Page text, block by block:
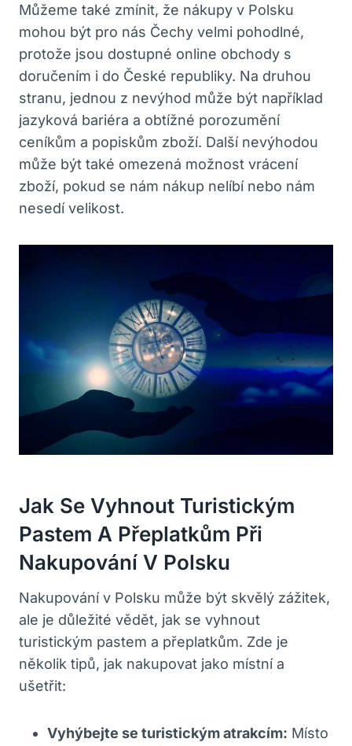
Můžeme také zmínit, že nákupy v Polsku
mohou být pro nás Čechy velmi pohodlné,
protože jsou dostupné online obchody s
doručením i do České republiky. Na druhou
stranu, jednou z nevýhod může být například
jazyková bariéra a obtížné porozumění
ceníkům a popiskům zboží. Další nevýhodou
může být také omezená možnost vrácení
zboží, pokud se nám nákup nelíbí nebo nám
nesedí velikost.
Jak Se Vyhnout Turistickým
Pastem A Přeplatkům Při
Nakupování V Polsku
Nakupování v Polsku může být skvělý zážitek,
ale je důležité vědět, jak se vyhnout
turistickým pastem a přeplatkům. Zde je
několik tipů, jak nakupovat jako místní a
ušetřit:
Vyhýbejte se turistickým atrakcím: Místo